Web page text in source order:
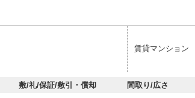
賃貸マンション
敷/礼/保証/敷引・償却 間取り/広さ